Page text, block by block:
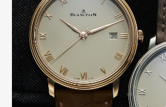
Art&Design WatchFashion
ProductCulture